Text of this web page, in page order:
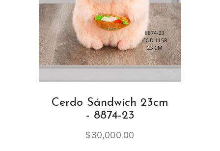
Cerdo Sándwich 23cm
- 8874-23
$30,000.00